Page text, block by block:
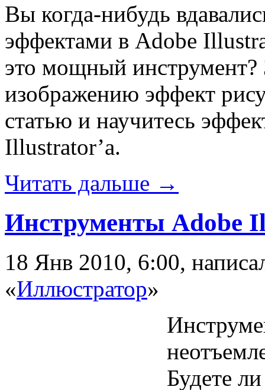
Вы когда-нибудь
эффектами в Adobe
это мощный инструмент?
изображению эффект
статью и научитесь
Illustrator’а.
Читать дальше →
Инструменты Adobe
18 Янв 2010, 6:00,
«Иллюстратор»
Будете